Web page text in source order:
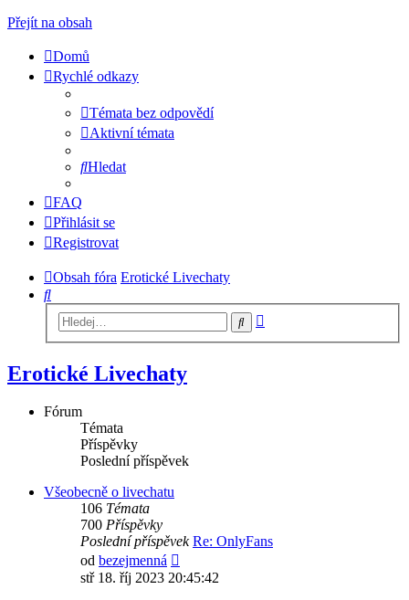
Přejít na obsah
Domů
Rychlé odkazy
Témata bez odpovědí
Aktivní témata
Hledat
FAQ
Přihlásit se
Registrovat
Obsah fóra Erotické Livechaty
Hledat
Hledat
Erotické Livechaty
Fórum
Témata
Příspěvky
Poslední příspěvek
Všeobecně o livechatu
106 Témata
700 Příspěvky
Poslední příspěvek Re: OnlyFans
od bezejmenná
poslední
stř 18. říj 2023 20:45:42